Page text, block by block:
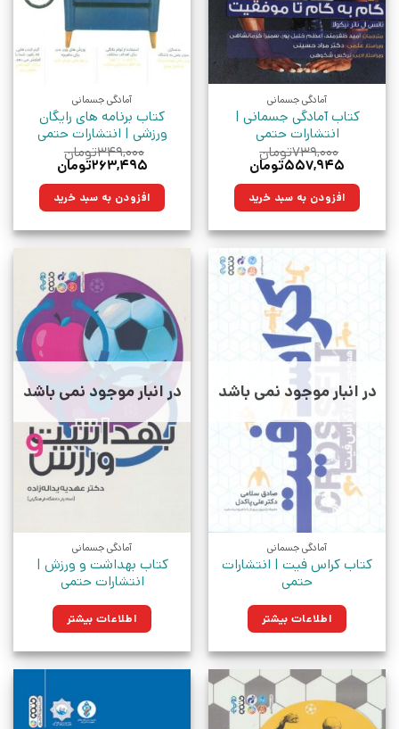
آمادگی جسمانی
کتاب آمادگی جسمانی |
انتشارات حتمی
۷۳۹,۰۰۰تومان
قیمت
۷۳۹,۰۰۰تومان
بود.
۵۵۷,۹۴۵تومان
۵۵۷,۹۴۵تومان. افزودن به سبد خرید
آمادگی جسمانی
کتاب برنامه های رایگان
ورزشی | انتشارات حتمی
۳۴۹,۰۰۰تومان
قیمت
۳۴۹,۰۰۰تومان
بود.
۲۶۳,۴۹۵تومان
۲۶۳,۴۹۵تومان.افزودن به سبد خرید
در انبار موجود نمی باشد
آمادگی جسمانی
کتاب کراس فیت | انتشارات
حتمی
اطلاعات بیشتر
در انبار موجود نمی باشد
آمادگی جسمانی
کتاب بهداشت و ورزش |
انتشارات حتمی
اطلاعات بیشتر